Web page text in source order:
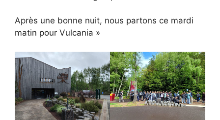
Après une bonne nuit, nous partons ce mardi
matin pour Vulcania »